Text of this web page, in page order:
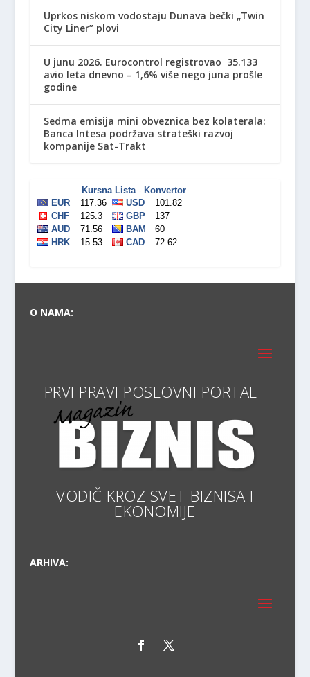
Uprkos niskom vodostaju Dunava bečki „Twin
City Liner” plovi
U junu 2026. Eurocontrol registrovao 35.133
avio leta dnevno – 1,6% više nego juna prošle
godine
Sedma emisija mini obveznica bez kolaterala:
Banca Intesa podržava strateški razvoj
kompanije Sat-Trakt
O NAMA:
PRVI PRAVI
VODIČ KROZ SVET BIZNISA